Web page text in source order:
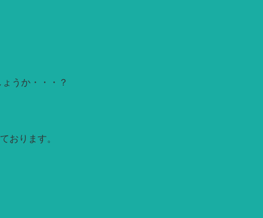
うか・・・？
おります。